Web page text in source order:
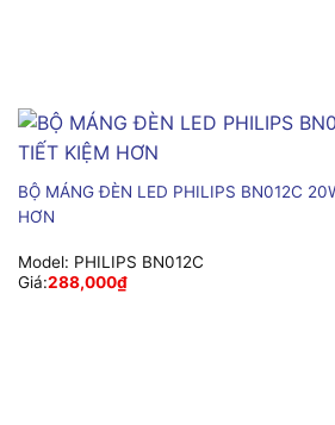
BỘ MÁNG ĐÈN LED PHILIPS BN012C
HƠN
Model: PHILIPS BN012C
Giá:288,000₫